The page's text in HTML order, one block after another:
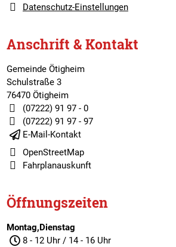
Datenschutz-Einstellungen
Anschrift & Kontakt
Gemeinde Ötigheim
Schulstraße 3
76470 Ötigheim
(07222) 91 97 - 0
(07222) 91 97 - 97
E-Mail-Kontakt
OpenStreetMap
Fahrplanauskunft
Öffnungszeiten
Montag,Dienstag
8 - 12 Uhr / 14 - 16 Uhr